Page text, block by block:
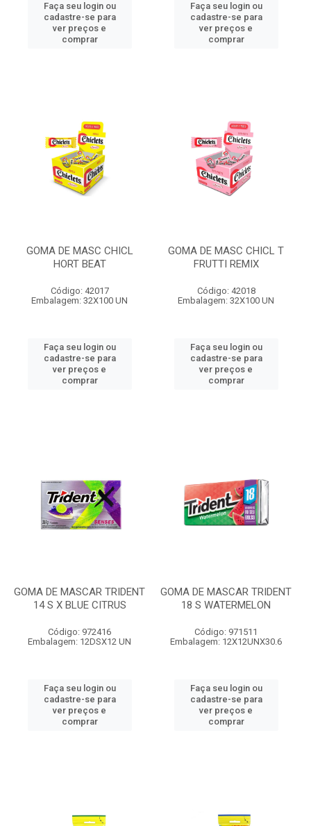
Faça seu login ou
cadastre-se para
ver preços e
comprar
Faça seu login ou
cadastre-se para
ver preços e
comprar
GOMA DE MASC CHICL
HORT BEAT
Código: 42017
Embalagem: 32X100 UN
Faça seu login ou
cadastre-se para
ver preços e
comprar
GOMA DE MASC CHICL T
FRUTTI REMIX
Código: 42018
Embalagem: 32X100 UN
Faça seu login ou
cadastre-se para
ver preços e
comprar
GOMA DE MASCAR TRIDENT
14 S X BLUE CITRUS
Código: 972416
Embalagem: 12DSX12 UN
Faça seu login ou
cadastre-se para
ver preços e
comprar
GOMA DE MASCAR TRIDENT
18 S WATERMELON
Código: 971511
Embalagem: 12X12UNX30.6
Faça seu login ou
cadastre-se para
ver preços e
comprar